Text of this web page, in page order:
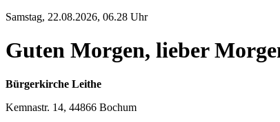
Samstag, 22.08.2026, 06.28 Uhr
Guten Morgen, lieber
Bürgerkirche Leithe
Kemnastr. 14, 44866 Bochum